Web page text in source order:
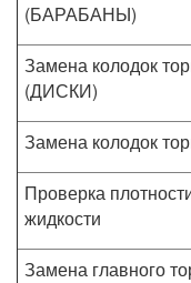
(БАРАБАНЫ)
Замена колодок
(ДИСКИ)
Замена колодок
Проверка
жидкости
Замена главного